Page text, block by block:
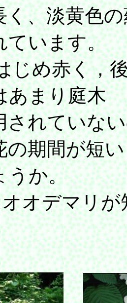
く、淡黄色
ています。
め赤く，後
あまり庭木
されていな
の期間が短い
うか。
オデマリが